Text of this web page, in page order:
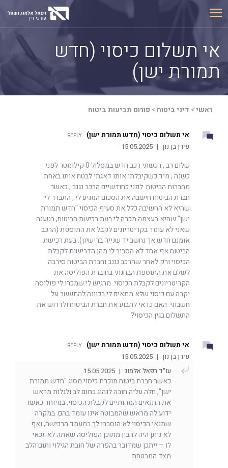
Skip
to
content
אי תשלום כיסוי (חדש
תמורת ישן)
ראשי> דיני ביטוח> פורום תביעות ביטוח
אי תשלום כיסוי (חדש תמורת ישן)
עידן בן נון |
15.05.2025
REPLY
שלום רב , רכשתי רכב חדש במסלול 0 קילומטר לפני
כשנה , מיד כשקיבלתי אותו דאגתי לבטח אותו באחת
מחברות הביטוח. לפני כחודשיים הרכב נגנב , כאשר
חברת הביטוח חישבה את הסכום המגיע לי , התברר לי
שהיא לא החשיבה כלל את סעיף הכיסוי "חדש תמורת
ישן" שהיא בעצמה מכרה לי בעת רכישת הביטוח, בטענה
שאני לא עומד בקריטריונים לקבל את התוספת (הרכב
אומנם חדש אך נחשב יד שנייה ברישיון). בעת רכישת
הביטוח אף אחד לא הסביר לי מהן הדרישות לקבלת
הכיסוי ורק לאחר שהרכב נגנב וחברת הביטוח סירבה
לשלם את התוספת הבחנתי בחוברת הפוליסה את
הקריטריונים לקבלת הכיסוי. מרגיש לי שמכרו לי פוליסה
יקרה עם כיסוי שלא מתאים לי בכוונה להתעשר על
חשבוני. האם כדאי לתבוע את חברת הביטוח ולדרוש את
התשלום בגין הכיסוי?
אי תשלום כיסוי (חדש תמורת ישן)
עידן בן נון |
15.05.2025
REPLY
עו"ד רפאל אלמוג |
15.05.2025
כאשר חברת ביטוח מוכרת כיסוי מסוג "חדש תמורת
ישן", חלה עליה חובה לנהוג בתום לב ולגלות מראש
את התנאים המהותיים לקבלת הכיסוי, במיוחד כאשר
ידוע לה מראש שהמבוטח אינו עומד בהם. במקרה
שתנאי הכיסוי לא הוסברו לך במעמד הרכישה, ואף
לא ניתן היה להבין מתוכן הפוליסה שאתה לא זכאי
לו – ייתכן שמדובר בהפרה של חובת הגילוי ותום הלב
מצד המבטחת.